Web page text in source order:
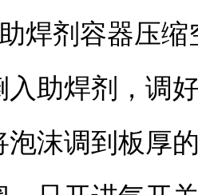
剂容器压缩
焊剂，调好
沫调到板厚